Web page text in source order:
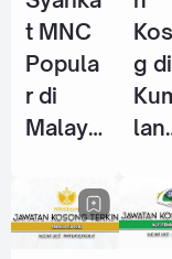
t MNC
Popula
r di
Malays
Selalu
Ambil
g di
lan
an